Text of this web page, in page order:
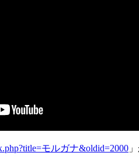
モルガナ&oldid=2000